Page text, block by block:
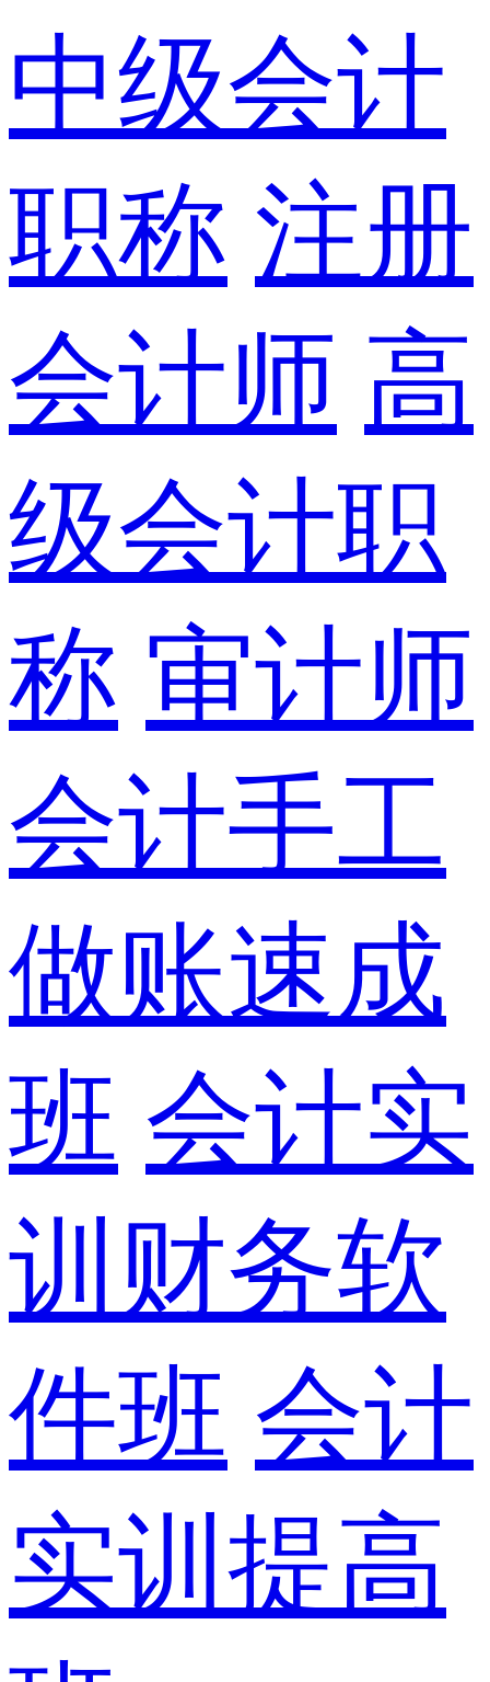
中级会计
职称 注册
会计师 高
级会计职
称 审计师
会计手工
做账速成
班 会计实
训财务软
件班 会计
实训提高